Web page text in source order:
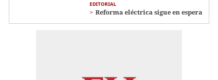
EDITORIAL
Reforma eléctrica sigue en espera